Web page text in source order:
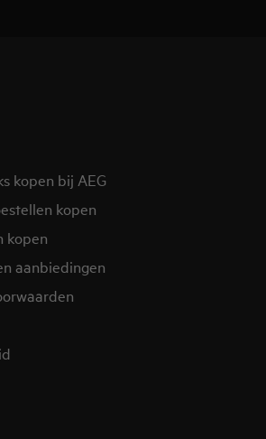
kopen bij AEG
kopen
kopen
aanbiedingen